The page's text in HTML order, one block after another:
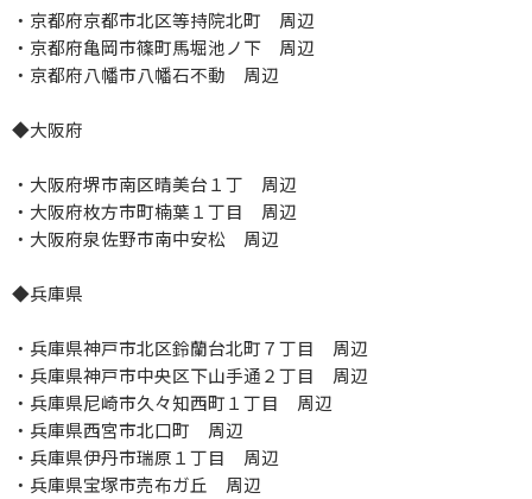
・京都府京都市北区等持院北町 周辺
・京都府亀岡市篠町馬堀池ノ下 周辺
・京都府八幡市八幡石不動 周辺
◆大阪府
・大阪府堺市南区晴美台１丁 周辺
・大阪府枚方市町楠葉１丁目 周辺
・大阪府泉佐野市南中安松 周辺
◆兵庫県
・兵庫県神戸市北区鈴蘭台北町７丁目 周辺
・兵庫県神戸市中央区下山手通２丁目 周辺
・兵庫県尼崎市久々知西町１丁目 周辺
・兵庫県西宮市北口町 周辺
・兵庫県伊丹市瑞原１丁目 周辺
・兵庫県宝塚市売布ガ丘 周辺